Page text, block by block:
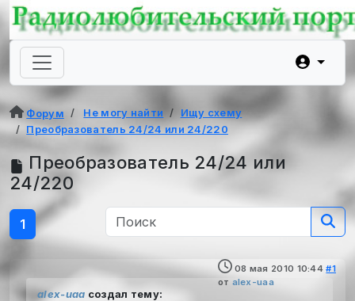
Форум Не могу найти
Ищу схему
Преобразователь 24/24 или 24/220
Преобразователь 24/24 или
24/220
1
08 мая 2010 10:44 #1
от alex-uaa
alex-uaa создал тему: